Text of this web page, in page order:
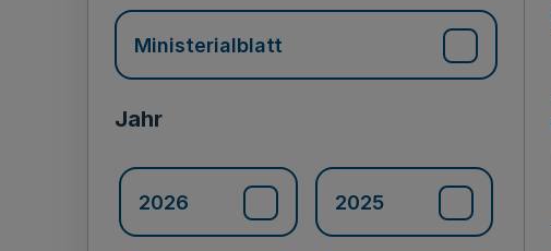
Ministerialblatt
Jahr
2026 2025